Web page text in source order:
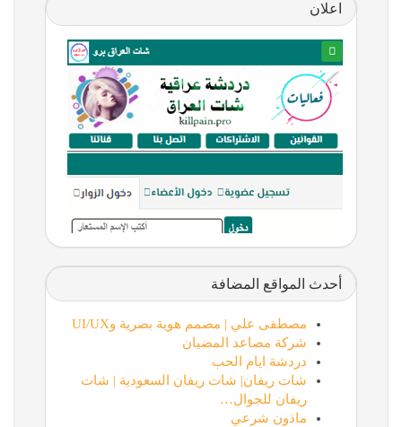
اعلان
أحدث المواقع المضافة
مصطفى علي | مصمم هوية بصرية وUI/UX
شركة مصاعد المضيان
دردشة ايام الحب
شات ريفان| شات ريفان السعودية | شات
ريفان للجوال…
ماذون شرعي